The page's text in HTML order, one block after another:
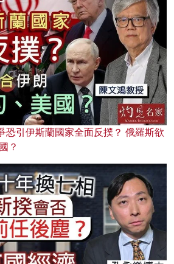
恐引伊斯蘭國家全面反撲？ 俄羅斯欲
？